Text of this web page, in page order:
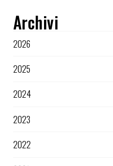
Archivi
2026
2025
2024
2023
2022